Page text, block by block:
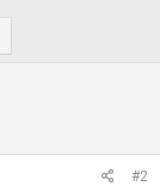
#2